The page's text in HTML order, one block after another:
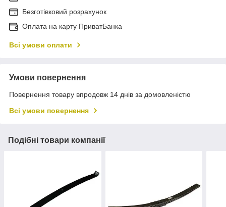
Безготівковий розрахунок
Оплата на карту ПриватБанка
Всі умови оплати
Умови повернення
Повернення товару впродовж 14 днів за домовленістю
Всі умови повернення
Подібні товари компанії